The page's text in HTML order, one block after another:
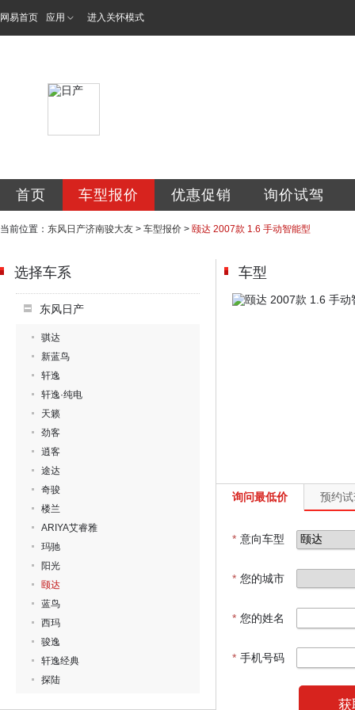
网易首页 应用 进入关怀模式
首页 车型报价 优惠促销 询价试驾
当前位置： 东风日产济南骏大友 > 车型报价 > 颐达 2007款 1.6 手动智能型
选择车系
东风日产
骐达
新蓝鸟
轩逸
轩逸·纯电
天籁
劲客
逍客
途达
奇骏
楼兰
ARIYA艾睿雅
玛驰
阳光
颐达
蓝鸟
西玛
骏逸
轩逸经典
探陆
车型
询问最低价 预约
* 意向车型
* 您的城市
* 您的姓名
* 手机号码
获